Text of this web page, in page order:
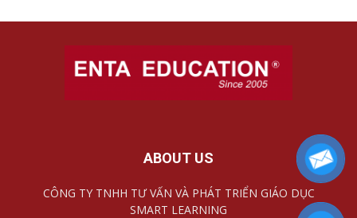
ABOUT US
CÔNG TY TNHH TƯ VẤN VÀ PHÁT TRIỂN GIÁO DỤC
SMART LEARNING